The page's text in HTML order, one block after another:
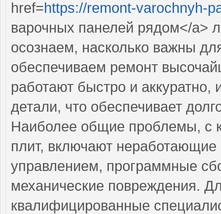
href=https://remont-varochnyh-
варочных панелей рядом</
осознаем, насколько важны
обеспечиваем ремонт
работают быстро и аккуратно,
детали, что обеспечивает
Наиболее общие проблемы, с
плит, включают
управлением, программные
механические повреждения.
квалифицированные